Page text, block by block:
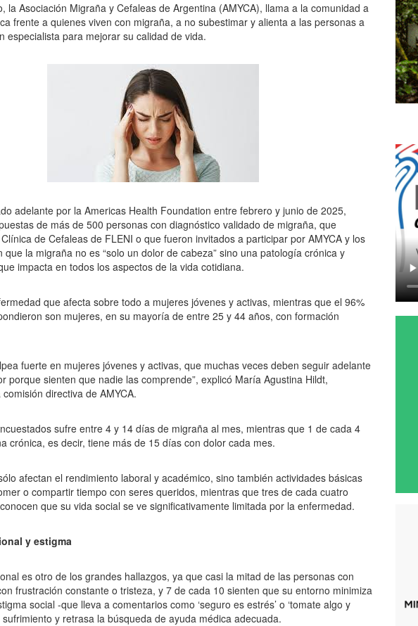
la Asociación Migraña y Cefaleas de Argentina (AMYCA), llama a la comunidad a
frente a quienes viven con migraña, a no subestimar y alienta a las personas a
especialista para mejorar su calidad de vida.
adelante por la Americas Health Foundation entre febrero y junio de 2025,
de más de 500 personas con diagnóstico validado de migraña, que
de Cefaleas de FLENI o que fueron invitados a participar por AMYCA y los
que la migraña no es “solo un dolor de cabeza” sino una patología crónica y
impacta en todos los aspectos de la vida cotidiana.
que afecta sobre todo a mujeres jóvenes y activas, mientras que el 96%
son mujeres, en su mayoría de entre 25 y 44 años, con formación
fuerte en mujeres jóvenes y activas, que muchas veces deben seguir adelante
porque sienten que nadie las comprende”, explicó María Agustina Hildt,
directiva de AMYCA.
sufre entre 4 y 14 días de migraña al mes, mientras que 1 de cada 4
crónica, es decir, tiene más de 15 días con dolor cada mes.
afectan el rendimiento laboral y académico, sino también actividades básicas
o compartir tiempo con seres queridos, mientras que tres de cada cuatro
que su vida social se ve significativamente limitada por la enfermedad.
y estigma
es otro de los grandes hallazgos, ya que casi la mitad de las personas con
frustración constante o tristeza, y 7 de cada 10 sienten que su entorno minimiza
social -que lleva a comentarios como ‘seguro es estrés’ o ‘tomate algo y
sufrimiento y retrasa la búsqueda de ayuda médica adecuada.